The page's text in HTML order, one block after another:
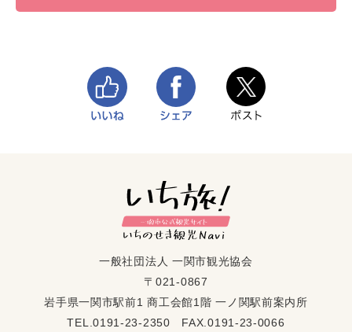
一般社団法人 一関市観光協会
〒021-0867
岩手県一関市駅前1 商工会館1階 一ノ関駅前案内所
TEL.0191-23-2350 FAX.0191-23-0066